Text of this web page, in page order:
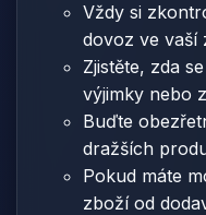
Vždy si
dovoz ve vaší
Zjistěte, zda
výjimky nebo
Buďte
dražších
Pokud máte
zboží od